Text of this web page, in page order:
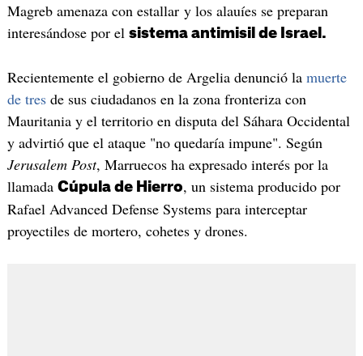
Magreb amenaza con estallar y los alauíes se preparan
interesándose por el sistema antimisil de Israel.
Recientemente el gobierno de Argelia denunció la muerte
de tresde sus ciudadanos en la zona fronteriza con
Mauritania y el territorio en disputa del Sáhara Occidental
y advirtió que el ataque "no quedaría impune". Según
Jerusalem Post, Marruecos ha expresado interés por la
llamada Cúpula de Hierro, un sistema producido por
Rafael Advanced Defense Systems para interceptar
proyectiles de mortero, cohetes y drones.